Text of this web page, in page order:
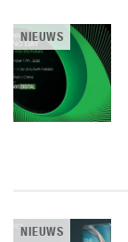
NIEUWS
NIEUWS